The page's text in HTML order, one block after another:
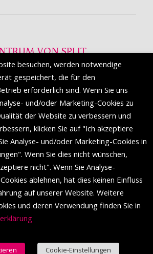
VON SPLIT
ist ein prestigeträchtiges Einkaufsziel mit
und einer Reihe von
zum ersten Mal in Split erscheinen.
besuchen, werden notwendige
gespeichert, die für den
erforderlich sind. Wenn Sie uns
und/oder Marketing-Cookies zu
der Website zu verbessern und
klicken Sie auf "Ich akzeptiere
Analyse- und/oder Marketing-Cookies in
Wenn Sie dies nicht wünschen,
nicht". Wenn Sie Analyse-
ablehnen, hat dies keinen Einfluss
auf unserer Website. Weitere
und deren Verwendung finden Sie in
Cookie-Einstellungen